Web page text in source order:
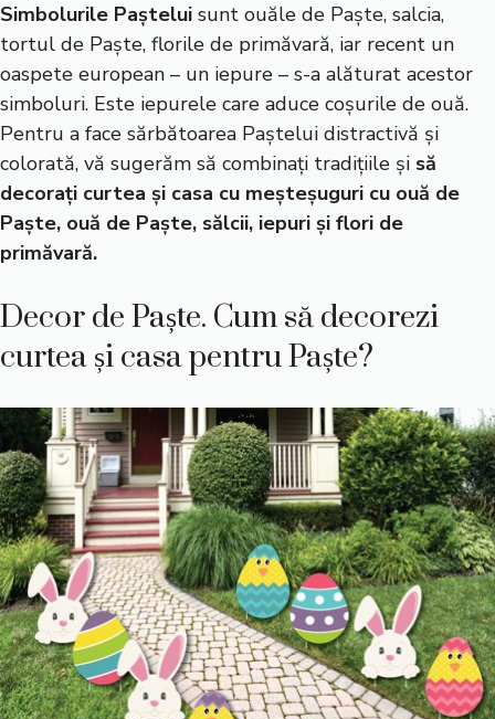
Simbolurile Paștelui sunt ouăle de Paște, salcia,
tortul de Paște, florile de primăvară, iar recent un
oaspete european – un iepure – s-a alăturat acestor
simboluri. Este iepurele care aduce coșurile de ouă.
Pentru a face sărbătoarea Paștelui distractivă și
colorată, vă sugerăm să combinați tradițiile și să
decorați curtea și casa cu meșteșuguri cu ouă de
Paște, ouă de Paște, sălcii, iepuri și flori de
primăvară.
Decor de Paște. Cum să decorezi
curtea și casa pentru Paște?